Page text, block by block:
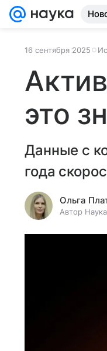
16 сентября 2025
это
Данные с
года
Ольга
Автор